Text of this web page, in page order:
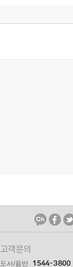
고객문의
도서/음반 1544-3800